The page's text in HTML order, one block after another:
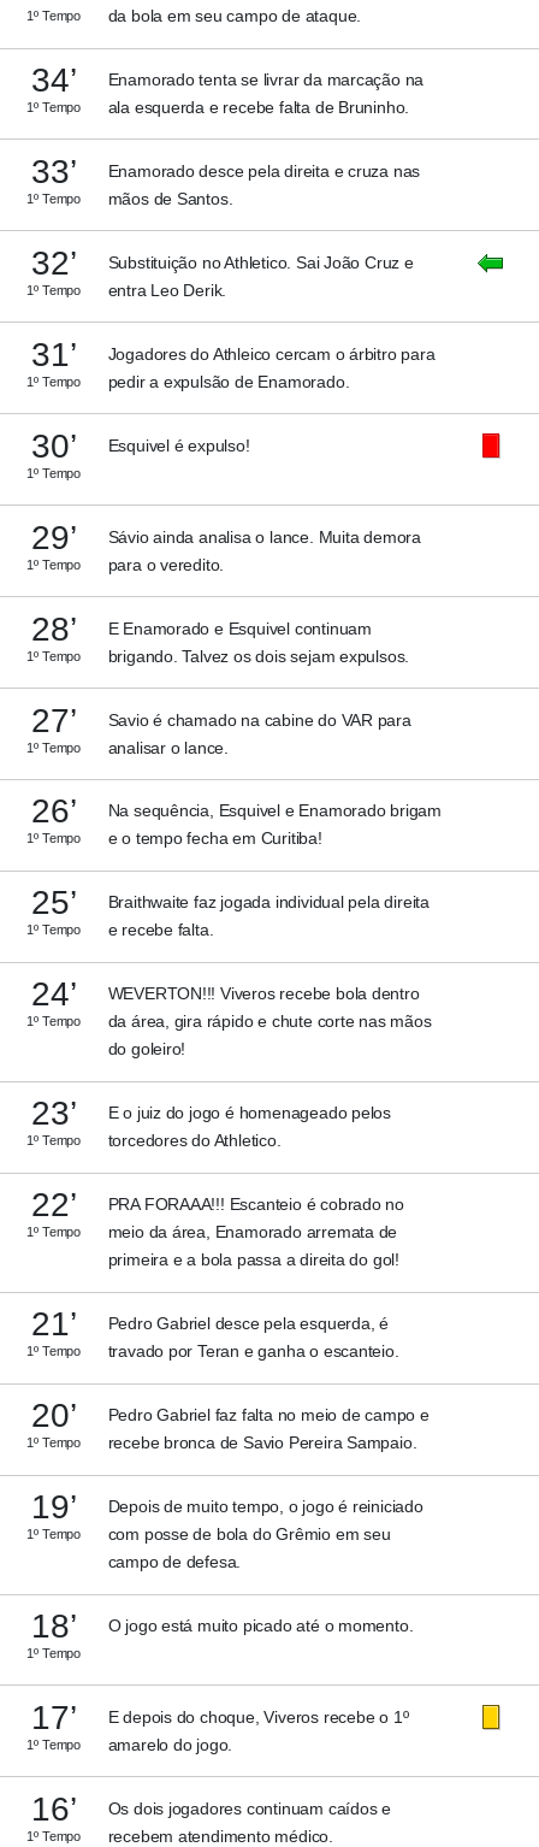
1º Tempo da bola em seu campo de ataque.
34’
1º Tempo
Enamorado tenta se livrar da marcação na
ala esquerda e recebe falta de Bruninho.
33’
1º Tempo
Enamorado desce pela direita e cruza nas
mãos de Santos.
32’
1º Tempo
Substituição no Athletico. Sai João Cruz e
entra Leo Derik.
31’
1º Tempo
Jogadores do Athleico cercam o árbitro para
pedir a expulsão de Enamorado.
30’
1º Tempo
Esquivel é expulso!
29’
1º Tempo
Sávio ainda analisa o lance. Muita demora
para o veredito.
28’
1º Tempo
E Enamorado e Esquivel continuam
brigando. Talvez os dois sejam expulsos.
27’
1º Tempo
Savio é chamado na cabine do VAR para
analisar o lance.
26’
1º Tempo
Na sequência, Esquivel e Enamorado brigam
e o tempo fecha em Curitiba!
25’
1º Tempo
Braithwaite faz jogada individual pela direita
e recebe falta.
24’
1º Tempo
WEVERTON!!! Viveros recebe bola dentro
da área, gira rápido e chute corte nas mãos
do goleiro!
23’
1º Tempo
E o juiz do jogo é homenageado pelos
torcedores do Athletico.
22’
1º Tempo
PRA FORAAA!!! Escanteio é cobrado no
meio da área, Enamorado arremata de
primeira e a bola passa a direita do gol!
21’
1º Tempo
Pedro Gabriel desce pela esquerda, é
travado por Teran e ganha o escanteio.
20’
1º Tempo
Pedro Gabriel faz falta no meio de campo e
recebe bronca de Savio Pereira Sampaio.
19’
1º Tempo
Depois de muito tempo, o jogo é reiniciado
com posse de bola do Grêmio em seu
campo de defesa.
18’
1º Tempo
O jogo está muito picado até o momento.
17’
1º Tempo
E depois do choque, Viveros recebe o 1º
amarelo do jogo.
16’
1º Tempo
Os dois jogadores continuam caídos e
recebem atendimento médico.